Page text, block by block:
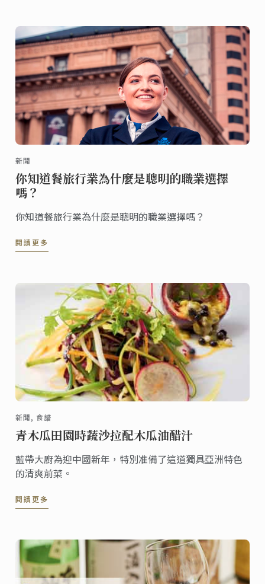
新聞
你知道餐旅行業為什麼是聰明的職業選擇
嗎？
你知道餐旅行業為什麼是聰明的職業選擇嗎？
閱讀更多
新聞, 食譜
青木瓜田園時蔬沙拉配木瓜油醋汁
藍帶大廚為迎中國新年，特別准備了這道獨具亞洲特色
的清爽前菜。
閱讀更多